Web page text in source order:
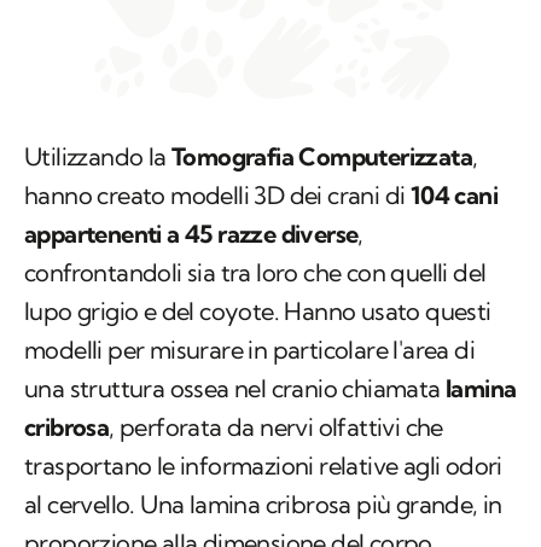
Utilizzando la Tomografia Computerizzata,
hanno creato modelli 3D dei crani di 104 cani
appartenenti a 45 razze diverse,
confrontandoli sia tra loro che con quelli del
lupo grigio e del coyote. Hanno usato questi
modelli per misurare in particolare l'area di
una struttura ossea nel cranio chiamata lamina
cribrosa, perforata da nervi olfattivi che
trasportano le informazioni relative agli odori
al cervello. Una lamina cribrosa più grande, in